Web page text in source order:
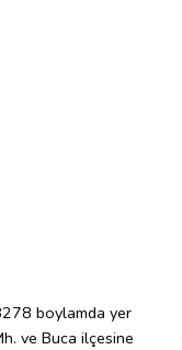
boylamda yer
ve Buca ilçesine